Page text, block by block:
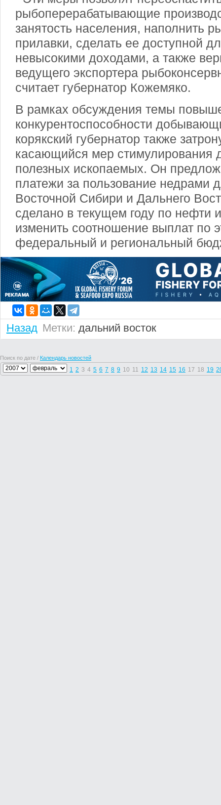
рыбоперерабатывающие
занятость населения, наполнить
прилавки, сделать ее доступной
невысокими доходами, а также
ведущего экспортера
считает губернатор Кожемяко.
В рамках обсуждения темы
конкурентоспособности
корякский губернатор также
касающийся мер стимулирования
полезных ископаемых. Он
платежи за пользование недрами
Восточной Сибири и Дальнего
сделано в текущем году по нефти и
изменить соотношение выплат по
федеральный и региональный
Назад Метки: дальний восток
Поиск по дате / Календарь новостей
1 2 3 4 5 6 7 8 9 10 11 12 13 14 15 16 17 18 19